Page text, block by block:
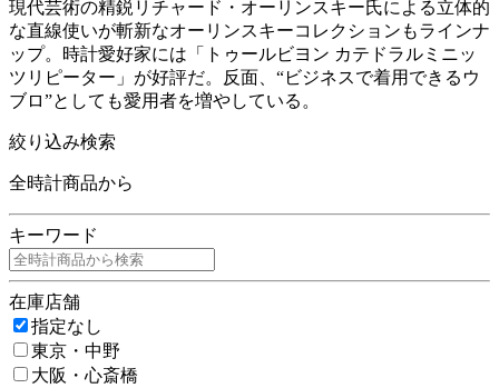
現代芸術の精鋭リチャード・オーリンスキー氏による立体的
な直線使いが斬新なオーリンスキーコレクションもラインナ
ップ。時計愛好家には「トゥールビヨン カテドラルミニッ
ツリピーター」が好評だ。反面、“ビジネスで着用できるウ
ブロ”としても愛用者を増やしている。
絞り込み検索
全時計商品から
キーワード
在庫店舗
指定なし
東京・中野
大阪・心斎橋